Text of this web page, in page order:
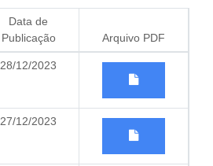
Data de
Publicação
Arquivo PDF
28/12/2023
27/12/2023